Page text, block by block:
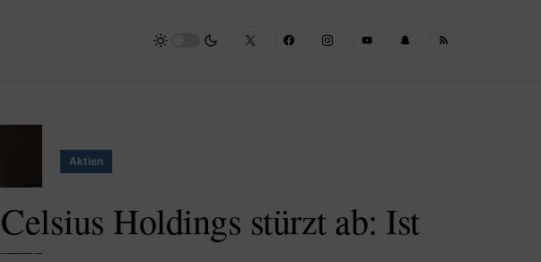
Aktien
Celsius Holdings stürzt ab: Ist